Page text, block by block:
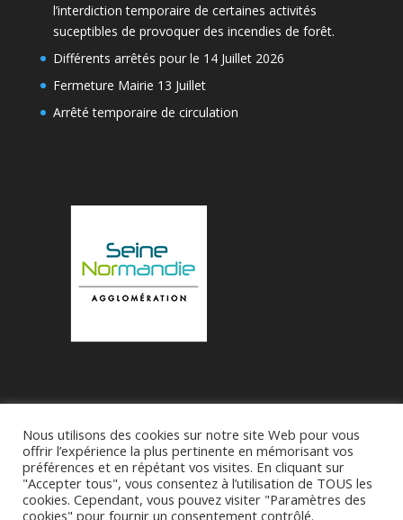
l’interdiction temporaire de certaines activités
suceptibles de provoquer des incendies de forêt.
Différents arrêtés pour le 14 Juillet 2026
Fermeture Mairie 13 Juillet
Arrêté temporaire de circulation
Accueil Municipalité
Le Village de Bueil
Associations
Nous utilisons des cookies sur notre site Web pour vous
offrir l’expérience la plus pertinente en mémorisant vos
préférences et en répétant vos visites. En cliquant sur
"Accepter tous", vous consentez à l’utilisation de TOUS les
cookies. Cependant, vous pouvez visiter "Paramètres des
cookies" pour fournir un consentement contrôlé.